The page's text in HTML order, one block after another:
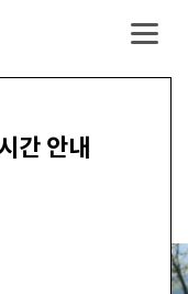
간 안내
간 안내